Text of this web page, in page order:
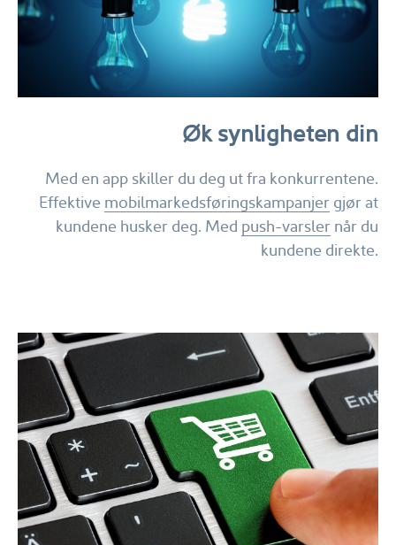
Øk synligheten din
Med en app skiller du deg ut fra konkurrentene.
Effektive mobilmarkedsføringskampanjer gjør at
kundene husker deg. Med push-varsler når du
kundene direkte.